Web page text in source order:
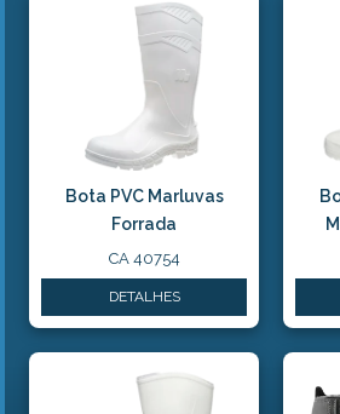
Bota PVC Marluvas
Forrada
CA 40754
DETALHES